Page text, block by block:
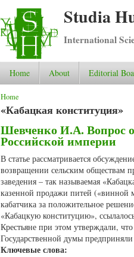
Studia
International
Home About Editorial
You are here
Home
«Кабацкая конституция»
Шевченко И.А. Вопрос
Российской империи
В статье рассматривается
возвращении сельским обществам
заведения – так называемая
казенной продажи питей («винной
кабатчика за положительное
«Кабацкую конституцию»,
Крестьяне при этом утверждали,
Государственной думы
Ключевые слова: